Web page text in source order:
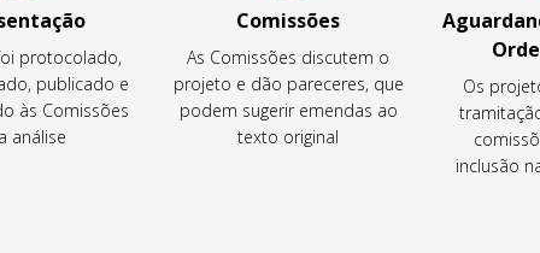
protocolado,
publicado e
às Comissões
análise
Comissões
As Comissões discutem o
projeto e dão pareceres, que
podem sugerir emendas ao
texto original
Os
inclusão